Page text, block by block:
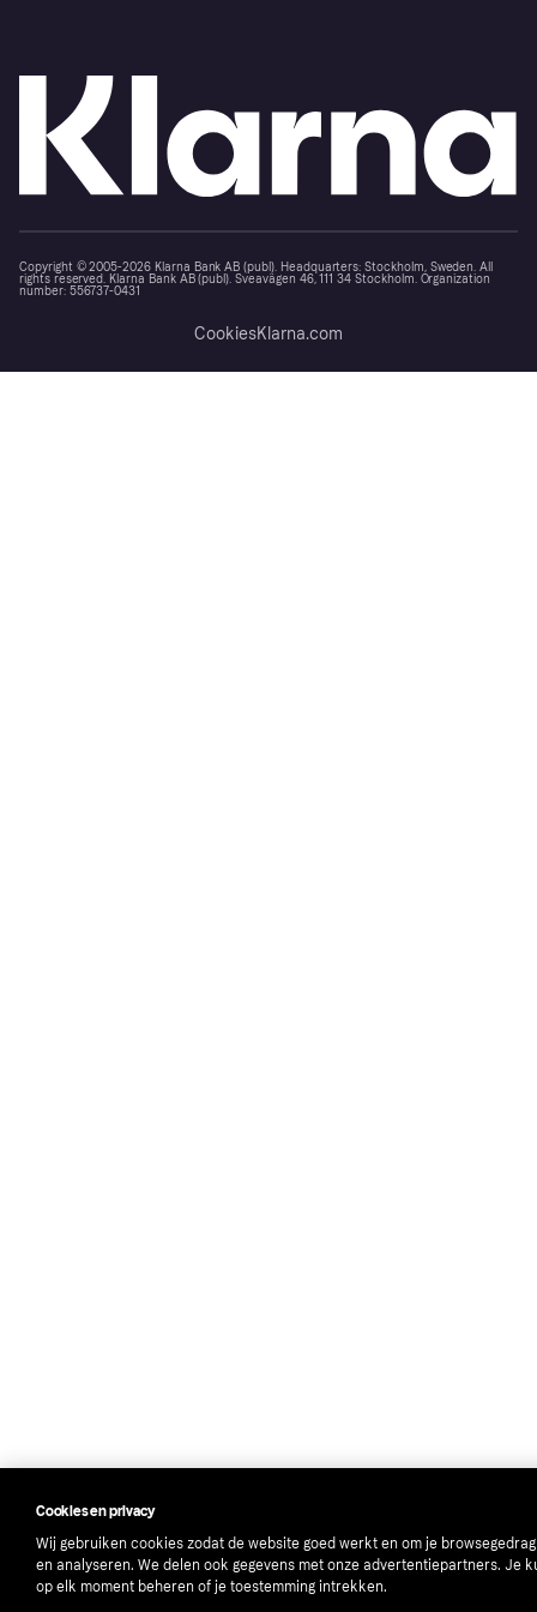
Copyright © 2005-2026 Klarna Bank AB (publ). Headquarters: Stockholm, Sweden. All
rights reserved. Klarna Bank AB (publ). Sveavägen 46, 111 34 Stockholm. Organization
number: 556737-0431
CookiesKlarna.com
Cookies en privacy
Wij gebruiken cookies zodat de website goed werkt en om je
en analyseren. We delen ook gegevens met onze advertentiepartners. Je
op elk moment beheren of je toestemming intrekken.